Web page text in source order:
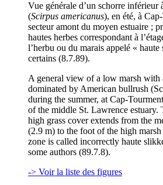
Vue générale d’un schorre inférieur
(Scirpus americanus), en été, à
secteur amont du moyen estuaire ;
hautes herbes correspondant à
l’herbu ou du marais appelé «
certains (8.7.89).
A general view of a low marsh with
dominated by American bullrush
during the summer, at Cap-
of the middle St. Lawrence estuary.
high grass cover extends from the
(2.9 m) to the foot of the high
zone is called incorrectly haute
some authors (89.7.8).
-> Voir la liste des figures